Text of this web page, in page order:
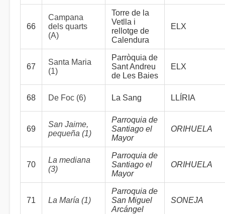
66
Campana
dels quarts
(A)
Torre de la
Vetlla i
rellotge de
Calendura
ELX
67
Santa Maria
(1)
Parròquia de
Sant Andreu
de Les Baies
ELX
68 De Foc (6) La Sang LLÍRIA
69
San Jaime,
pequeña (1)
Parroquia de
Santiago el
Mayor
ORIHUELA
70
La mediana
(3)
Parroquia de
Santiago el
Mayor
ORIHUELA
71 La María (1)
Parroquia de
San Miguel
Arcángel
SONEJA